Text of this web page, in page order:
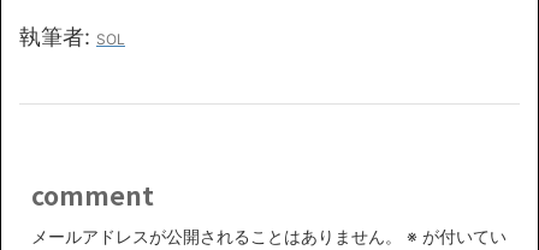
執筆者: SOL
comment
メールアドレスが公開されることはありません。 ※ が付いてい